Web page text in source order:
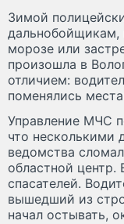
Зимой
морозе или
произошла в
отличием:
поменялись
Управление МЧС
что несколькими
ведомства
областной центр.
спасателей.
вышедший из
начал остывать,